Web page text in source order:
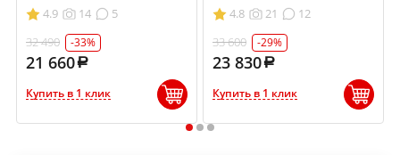
4.9
14
5
32 490
-33%
21 660
Купить в 1 клик
4.8
21
12
33 600
-29%
23 830
Купить в 1 клик
1 2 3